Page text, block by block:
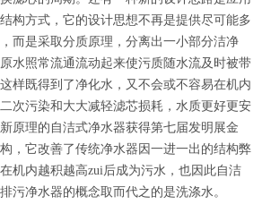
构方式，它的设计思想不再是提供尽可能多
而是采取分质原理，分离出一小部分洁净
水照常流通流动起来使污质随水流及时被带
样既得到了净化水，又不会或不容易在机内
次污染和大大减轻滤芯损耗，水质更好更安
原理的自洁式净水器获得第七届发明展金
，它改善了传统净水器因一进一出的结构弊
机内越积越高zui后成为污水，也因此自洁
污净水器的概念取而代之的是洗涤水。